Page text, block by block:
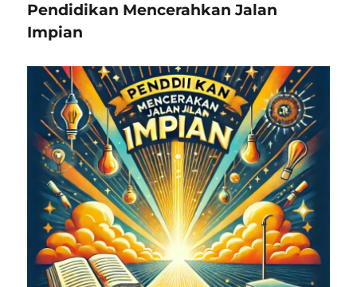
Pendidikan Mencerahkan Jalan
Impian